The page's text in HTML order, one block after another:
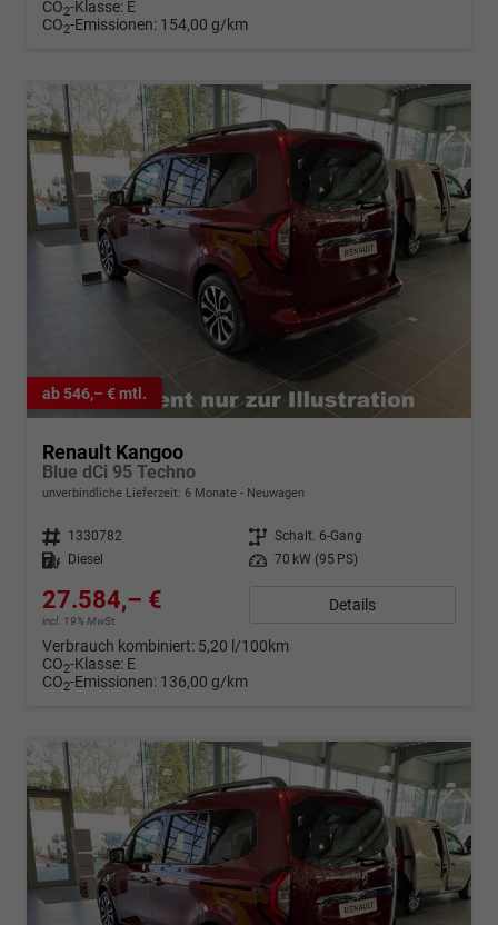
CO2-Klasse: E
CO2-Emissionen: 154,00 g/km
ab 546,– € mtl.
Renault Kangoo
Blue dCi 95 Techno
unverbindliche Lieferzeit: 6 Monate Neuwagen
Fahrzeugnr. 1330782 Getriebe Schalt. 6-Gang
Kraftstoff
Diesel Leistung 70 kW (95 PS)
27.584,– €
incl. 19% MwSt.
Details
Verbrauch kombiniert: 5,20 l/100km
CO2-Klasse: E
CO2-Emissionen: 136,00 g/km